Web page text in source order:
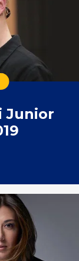
Junior